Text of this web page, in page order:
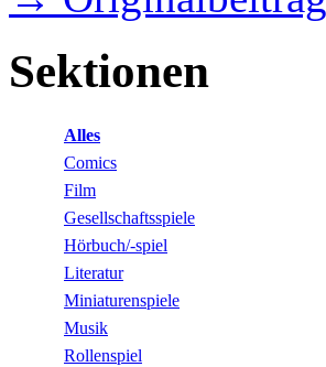
Sektionen
Alles
Comics
Film
Gesellschaftsspiele
Hörbuch/-spiel
Literatur
Miniaturenspiele
Musik
Rollenspiel